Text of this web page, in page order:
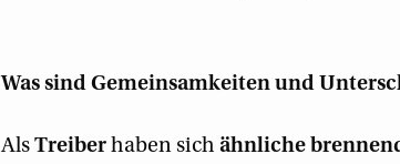
Was sind Gemeinsamkeiten und
AlsTreiberhaben sichähnliche